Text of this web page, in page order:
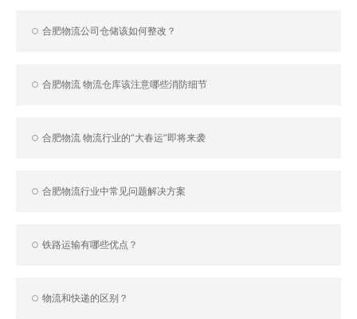
合肥物流公司仓储该如何整改？
合肥物流 物流仓库该注意哪些消防细节
合肥物流 物流行业的“大春运”即将来袭
合肥物流行业中常见问题解决方案
铁路运输有哪些优点？
物流和快递的区别？